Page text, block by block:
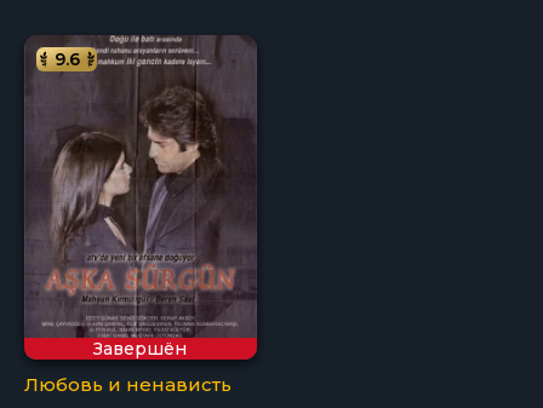
Завершён
9.6
Любовь и ненависть